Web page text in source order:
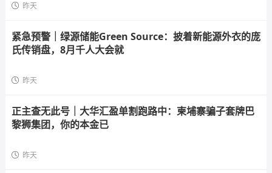
昨天
紧急预警｜绿源储能Green Source：披着新能源外衣的庞
氏传销盘，8月千人大会就
昨天
正主查无此号｜大华汇盈单割跑路中：柬埔寨骗子套牌巴
黎狮集团，你的本金已
昨天